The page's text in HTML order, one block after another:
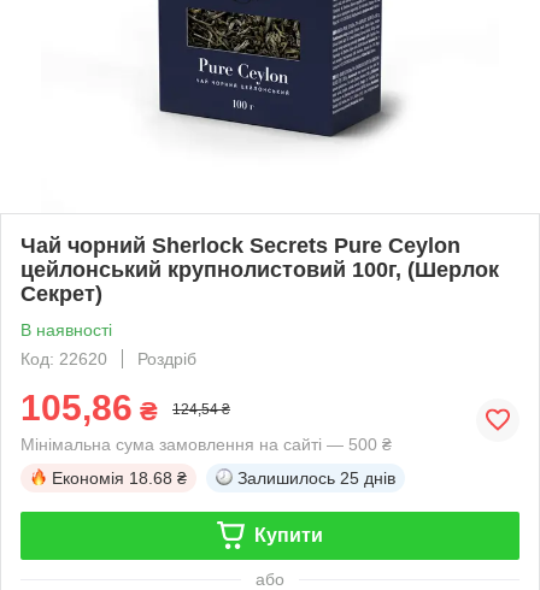
Чай чорний Sherlock Secrets Pure Ceylon
цейлонський крупнолистовий 100г, (Шерлок
Секрет)
В наявності
Код: 22620
Роздріб
105,86 ₴ 124,54 ₴
Мінімальна сума замовлення на сайті — 500 ₴
Економія 18.68 ₴ Залишилось 25 днів
Купити
або